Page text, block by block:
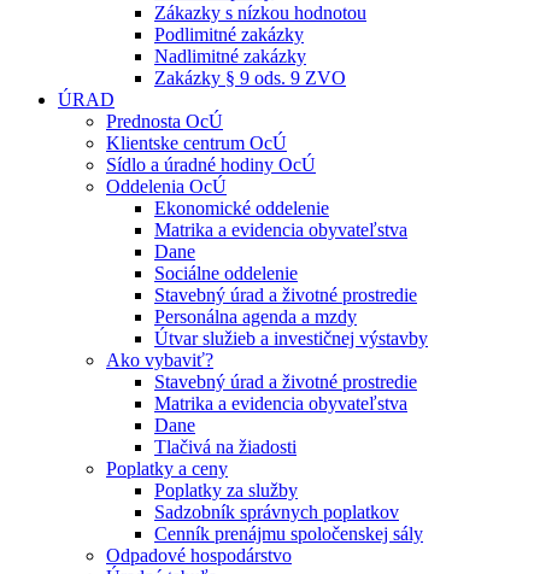
Zákazky s nízkou hodnotou
Podlimitné zakázky
Nadlimitné zakázky
Zakázky § 9 ods. 9 ZVO
ÚRAD
Prednosta OcÚ
Klientske centrum OcÚ
Sídlo a úradné hodiny OcÚ
Oddelenia OcÚ
Ekonomické oddelenie
Matrika a evidencia obyvateľstva
Dane
Sociálne oddelenie
Stavebný úrad a životné prostredie
Personálna agenda a mzdy
Útvar služieb a investičnej výstavby
Ako vybaviť?
Stavebný úrad a životné prostredie
Matrika a evidencia obyvateľstva
Dane
Tlačivá na žiadosti
Poplatky a ceny
Poplatky za služby
Sadzobník správnych poplatkov
Cenník prenájmu spoločenskej sály
Odpadové hospodárstvo